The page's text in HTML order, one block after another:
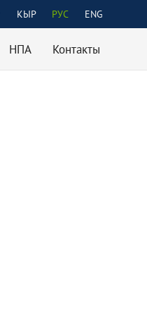
КЫР РУС ENG
НПА Контакты